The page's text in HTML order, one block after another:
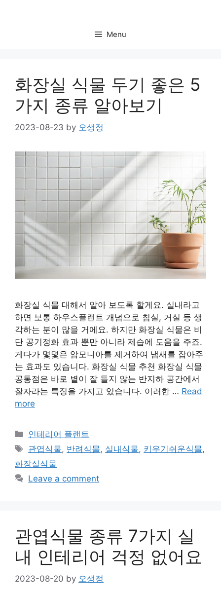
Menu
화장실 식물 두기 좋은 5
가지 종류 알아보기
2023-08-23 by 오생정
화장실 식물 대해서 알아 보도록 할게요. 실내라고
하면 보통 하우스플랜트 개념으로 침실, 거실 등 생
각하는 분이 많을 거에요. 하지만 화장실 식물은 비
단 공기정화 효과 뿐만 아니라 제습에 도움을 주죠.
게다가 몇몇은 암모니아를 제거하여 냄새를 잡아주
는 효과도 있습니다. 화장실 식물 추천 화장실 식물
공통점은 바로 볕이 잘 들지 않는 반지하 공간에서
잘자라는 특징을 가지고 있습니다. 이러한 … Read
more
Categories
인테리어 플랜트
Tags
관엽식물, 반려식물, 실내식물, 키우기쉬운식물,
화장실식물
Leave a comment
관엽식물 종류 7가지 실
내 인테리어 걱정 없어요
2023-08-20 by 오생정